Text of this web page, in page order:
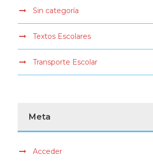
Sin categoría
Textos Escolares
Transporte Escolar
Meta
Acceder